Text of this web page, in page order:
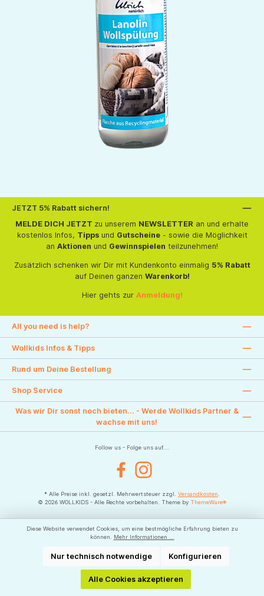
JETZT 5% Rabatt sichern!
MELDE DICH JETZT zu unserem NEWSLETTER an und erhalte
kostenlos Infos, Tippsund Gutscheine- sowie die Möglichkeit
an Aktionen und Gewinnspielen teilzunehmen!
Zusätzlich schenken wir Dir mit Kundenkonto einmalig 5% Rabatt
auf Deinen ganzen Warenkorb!
Hier gehts zur Anmeldung!
All you need is help?
Wollkids Infos & Tipps
Rund um Deine Bestellung
Shop Service
Was wir Dir sonst noch bieten... - Werde Wollkids Partner &
wachse mit uns!
Follow us - Folge uns auf....
FacebookInstagram
* Alle Preise inkl. gesetzl. Mehrwertsteuer zzgl. Versandkosten
© 2026 WOLLKIDS - Alle Rechte vorbehalten. Theme by ThemeWare®
Diese Website verwendet Cookies, um eine bestmögliche Erfahrung bieten zu
können.
Mehr Informationen ...
Nur technisch notwendige Konfigurieren
Alle Cookies akzeptieren